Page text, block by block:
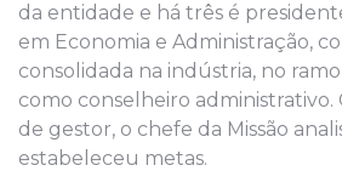
da entidade e há três é
em Economia e Administração,
consolidada na indústria, no
como conselheiro administrativo.
de gestor, o chefe da Missão
estabeleceu metas.